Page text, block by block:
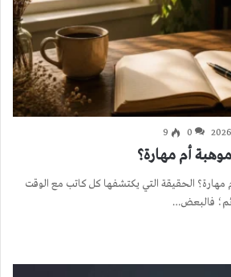
0
9
موهبة أم مهارة؟
مهارة؟ الحقيقة التي يكتشفها كل كاتب مع الوقت
فالبعض…